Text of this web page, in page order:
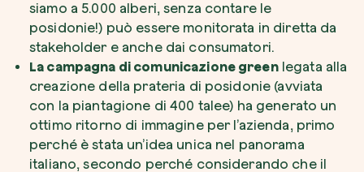
siamo a 5.000 alberi, senza contare le
posidonie!) può essere monitorata in diretta da
stakeholder e anche dai consumatori.
La campagna di comunicazione greenlegata alla
creazione della prateria di posidonie (avviata
con la piantagione di 400 talee) ha generato un
ottimo ritorno di immagine per l’azienda, primo
perché è stata un’idea unica nel panorama
italiano, secondo perché considerando che il